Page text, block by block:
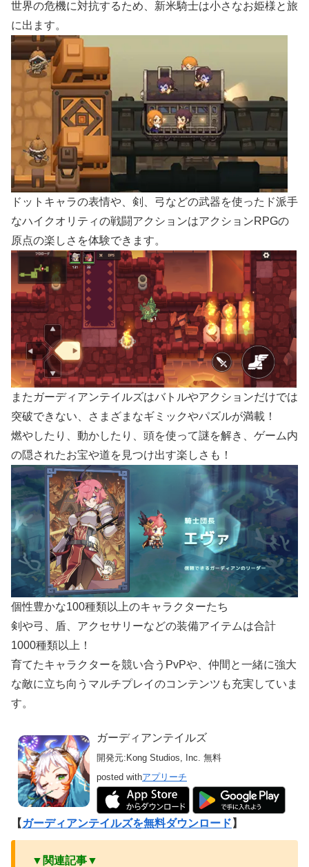
世界の危機に対抗するため、新米騎士は小さなお姫様と旅
に出ます。
ドットキャラの表情や、剣、弓などの武器を使ったド派手
なハイクオリティの戦闘アクションはアクションRPGの
原点の楽しさを体験できます。
またガーディアンテイルズはバトルやアクションだけでは
突破できない、さまざまなギミックやパズルが満載！
燃やしたり、動かしたり、頭を使って謎を解き、ゲーム内
の隠されたお宝や道を見つけ出す楽しさも！
個性豊かな100種類以上のキャラクターたち
剣や弓、盾、アクセサリーなどの装備アイテムは合計
1000種類以上！
育てたキャラクターを競い合うPvPや、仲間と一緒に強大
な敵に立ち向うマルチプレイのコンテンツも充実していま
す。
ガーディアンテイルズ
開発元: Kong Studios, Inc. 無料
posted withアプリーチ
【 ガーディアンテイルズを無料ダウンロード 】
▼関連記事▼